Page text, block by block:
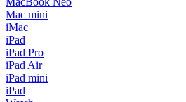
Mac mini
iMac
iPad
iPad Pro
iPad Air
iPad mini
iPad